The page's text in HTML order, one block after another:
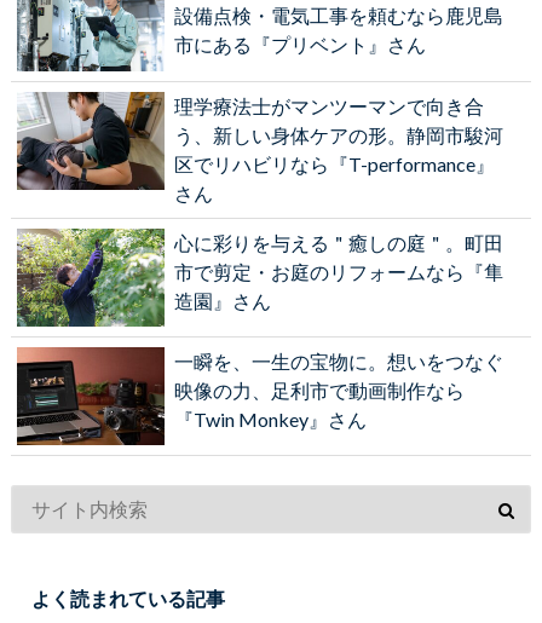
設備点検・電気工事を頼むなら鹿児島
市にある『プリベント』さん
理学療法士がマンツーマンで向き合
う、新しい身体ケアの形。静岡市駿河
区でリハビリなら『T-performance』
さん
心に彩りを与える＂癒しの庭＂。町田
市で剪定・お庭のリフォームなら『隼
造園』さん
一瞬を、一生の宝物に。想いをつなぐ
映像の力、足利市で動画制作なら
『Twin Monkey』さん
よく読まれている記事